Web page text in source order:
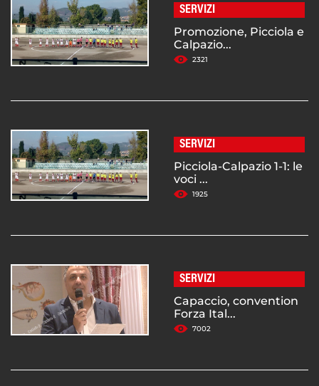
SERVIZI
Promozione, Picciola e
Calpazio...
2321
SERVIZI
Picciola-Calpazio 1-1: le
voci ...
1925
SERVIZI
Capaccio, convention
Forza Ital...
7002